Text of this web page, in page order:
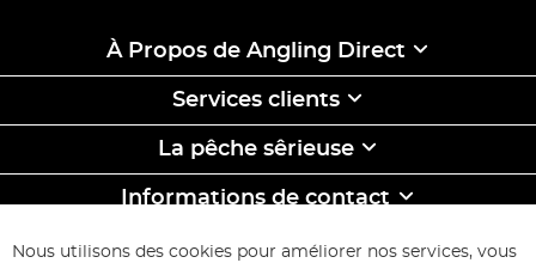
À Propos de Angling Direct
Services clients
La pêche sêrieuse
Informations de contact
ABONNEZ-VOUS & ECONOMISEZ
Nous utilisons des cookies pour améliorer nos services, vous